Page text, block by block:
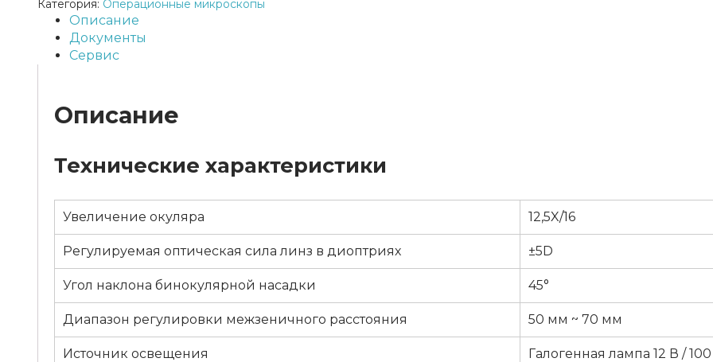
Категория: Операционные микроскопы
Описание
Документы
Сервис
Описание
Технические характеристики
Увеличение окуляра 12,5X/16
Регулируемая оптическая сила линз в диоптриях ±5D
Угол наклона бинокулярной насадки 45°
Диапазон регулировки межзеничного расстояния 50 мм ~ 70 мм
Источник освещения Галогенная лампа 12 В /